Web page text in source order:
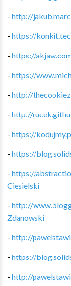
- http://
- https://
- https://
- https://
- http://
- http://
- https://
- https://
- https://
Ciesielski
- http://
Zdanowski
- http://
- https://
- http://